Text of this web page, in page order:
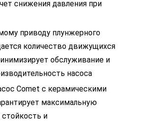
снижения давления при
приводу плунжерного
количество движущихся
обслуживание и
насоса
Comet с керамическими
максимальную
и